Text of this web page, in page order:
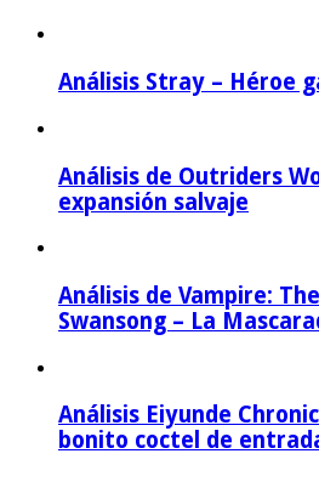
Análisis Stray – Héroe
Análisis de Outriders
expansión salvaje
Análisis de Vampire:
Swansong – La
Análisis Eiyunde
bonito coctel de